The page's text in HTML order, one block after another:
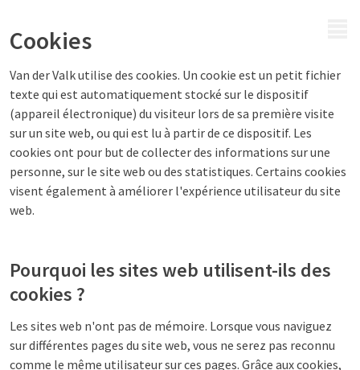
Cookies
Van der Valk utilise des cookies. Un cookie est un petit fichier
texte qui est automatiquement stocké sur le dispositif
(appareil électronique) du visiteur lors de sa première visite
sur un site web, ou qui est lu à partir de ce dispositif. Les
cookies ont pour but de collecter des informations sur une
personne, sur le site web ou des statistiques. Certains cookies
visent également à améliorer l'expérience utilisateur du site
web.
Pourquoi les sites web utilisent-ils des
cookies ?
Les sites web n'ont pas de mémoire. Lorsque vous naviguez
sur différentes pages du site web, vous ne serez pas reconnu
comme le même utilisateur sur ces pages. Grâce aux cookies,